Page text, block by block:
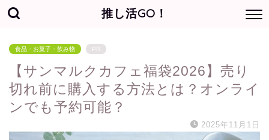
推し活GO！
食品・お菓子・飲み物 PR
【サンマルクカフェ福袋2026】売り
切れ前に購入する方法とは？オンライ
ンでも予約可能？
2025年11月1日